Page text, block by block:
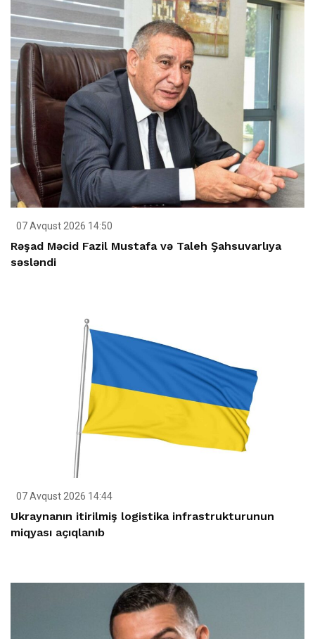
07 Avqust 2026 14:50
Rəşad Məcid Fazil Mustafa və Taleh Şahsuvarlıya
səsləndi
07 Avqust 2026 14:44
Ukraynanın itirilmiş logistika infrastrukturunun
miqyası açıqlanıb